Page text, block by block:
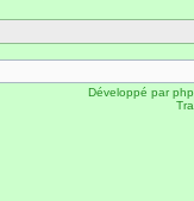
Développé par